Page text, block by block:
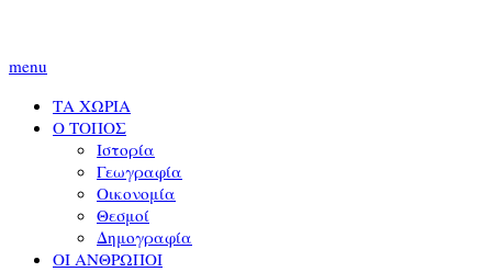
menu
ΤΑ ΧΩΡΙΑ
Ο ΤΟΠΟΣ
Ιστορία
Γεωγραφία
Οικονομία
Θεσμοί
Δημογραφία
ΟΙ ΑΝΘΡΩΠΟΙ